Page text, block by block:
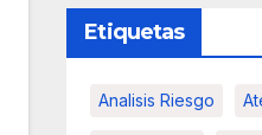
Etiquetas
Analisis Riesgo